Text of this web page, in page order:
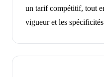
un tarif compétitif, tout
vigueur et les